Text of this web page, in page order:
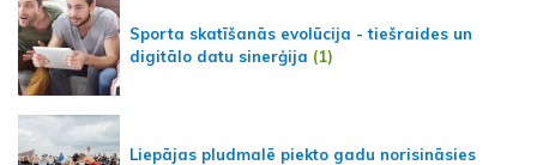
Sporta skatīšanās evolūcija - tiešraides un
digitālo datu sinerģija (1)
Liepājas pludmalē piekto gadu norisināsies